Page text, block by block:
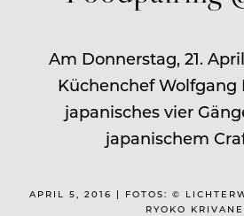
Am Donnerstag, 21.
Küchenchef Wolfgang
japanisches vier
japanischem
APRIL 5, 2016 | FOTOS: ©
RYOKO